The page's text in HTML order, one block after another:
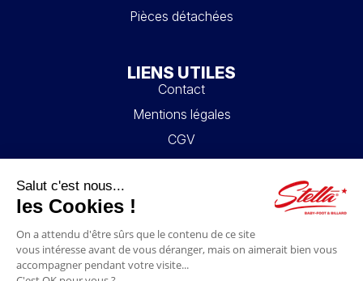
Pièces détachées
LIENS UTILES
Contact
Mentions légales
CGV
Mon compte
NOUS SUIVRE